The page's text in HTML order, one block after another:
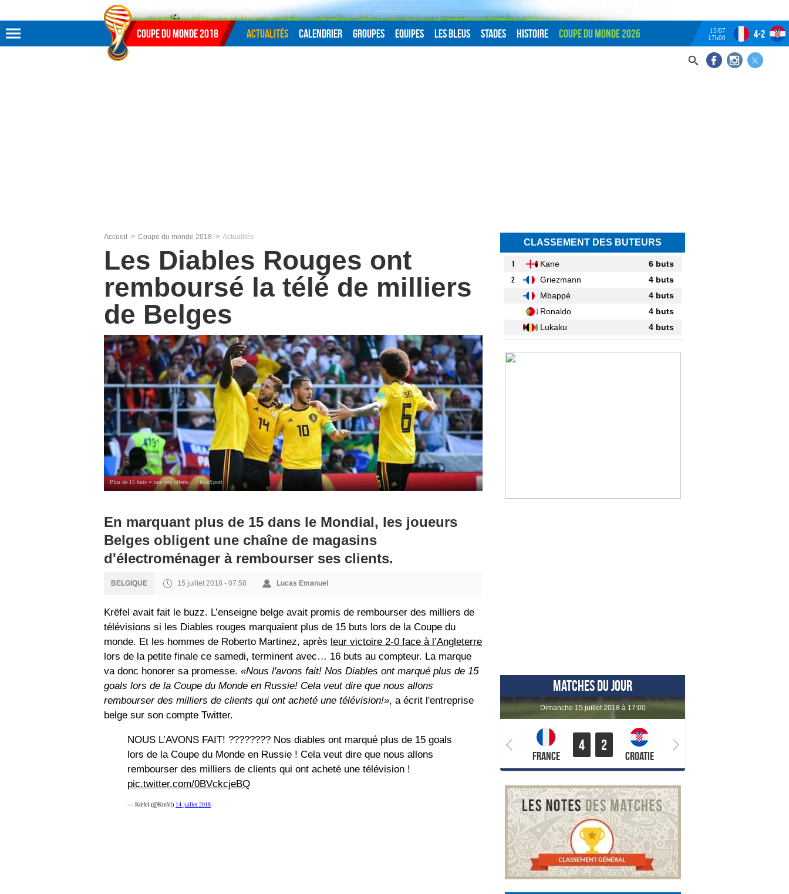
Aller au menu
Coupe du monde 2018 Actualités Calendrier Groupes Equipes Les Bleus Stades Histoire Coupe du monde 2026
15/07
17h00
4-2
Accueil Coupe du monde 2018 Actualités
Les Diables Rouges ont
remboursé la télé de milliers
de Belges
Plus de 15 buts = une télé offerte… / IconSport
En marquant plus de 15 dans le Mondial, les joueurs
Belges obligent une chaîne de magasins
d'électroménager à rembourser ses clients.
BELGIQUE 15 juillet 2018 - 07:58 Lucas Emanuel
Krëfel avait fait le buzz. L’enseigne belge avait promis de rembourser des milliers de
télévisions si les Diables rouges marquaient plus de 15 buts lors de la Coupe du
monde. Et les hommes de Roberto Martinez, après leur victoire 2-0 face à l’Angleterre
lors de la petite finale ce samedi, terminent avec… 16 buts au compteur. La marque
va donc honorer sa promesse. «Nous l'avons fait! Nos Diables ont marqué plus de 15
goals lors de la Coupe du Monde en Russie! Cela veut dire que nous allons
rembourser des milliers de clients qui ont acheté une télévision!», a écrit l'entreprise
belge sur son compte Twitter.
NOUS L’AVONS FAIT! ???????? Nos diables ont marqué plus de 15 goals
lors de la Coupe du Monde en Russie ! Cela veut dire que nous allons
rembourser des milliers de clients qui ont acheté une télévision !
pic.twitter.com/0BVckcjeBQ
— Krëfel (@Krefel) 14 juillet 2018
CLASSEMENT DES BUTEURS
1 Kane
6 buts
2
Griezmann
4 buts
Mbappé
4 buts
Ronaldo
4 buts
Lukaku
4 buts
MATCHES DU JOUR
dimanche 15 juillet 2018 à 17:00
France
4 2
Croatie